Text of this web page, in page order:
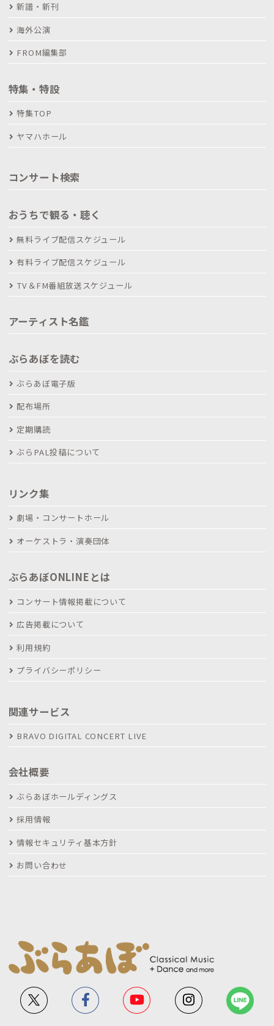
新譜・新刊
海外公演
FROM編集部
特集・特設
特集TOP
ヤマハホール
コンサート検索
おうちで観る・聴く
無料ライブ配信スケジュール
有料ライブ配信スケジュール
TV＆FM番組放送スケジュール
アーティスト名鑑
ぶらあぼを読む
ぶらあぼ電子版
配布場所
定期購読
ぶらPAL投稿について
リンク集
劇場・コンサートホール
オーケストラ・演奏団体
ぶらあぼONLINEとは
コンサート情報掲載について
広告掲載について
利用規約
プライバシーポリシー
関連サービス
BRAVO DIGITAL CONCERT LIVE
会社概要
ぶらあぼホールディングス
採用情報
情報セキュリティ基本方針
お問い合わせ